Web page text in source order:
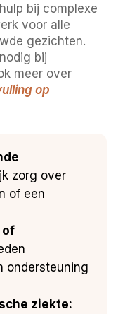
bij complexe
voor alle
gezichten.
bij
meer over
op
zorg over
of een
of
ondersteuning
ziekte: